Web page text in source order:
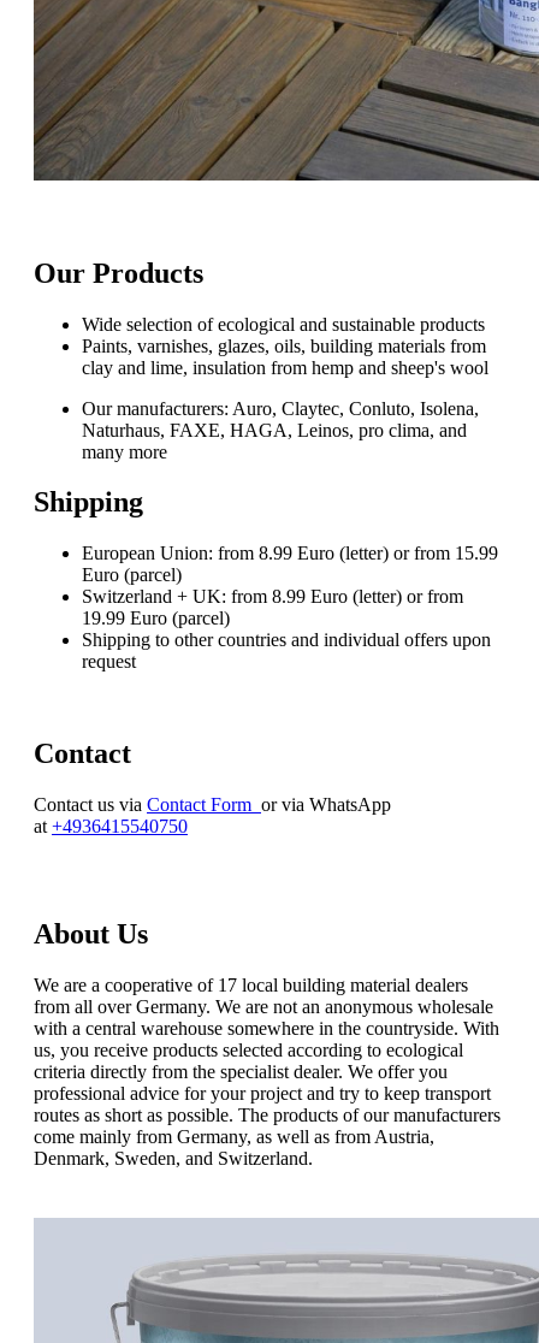
Our Products
Wide selection of ecological and sustainable products
Paints, varnishes, glazes, oils, building materials from
clay and lime, insulation from hemp and sheep's wool
Our manufacturers: Auro, Claytec, Conluto, Isolena,
Naturhaus, FAXE, HAGA, Leinos, pro clima, and
many more
Shipping
European Union: from 8.99 Euro (letter) or from 15.99
Euro (parcel)
Switzerland + UK: from 8.99 Euro (letter) or from
19.99 Euro (parcel)
Shipping to other countries and individual offers upon
request
Contact
Contact us via Contact Form or via WhatsApp
at +4936415540750
About Us
We are a cooperative of 17 local building material dealers
from all over Germany. We are not an anonymous wholesale
with a central warehouse somewhere in the countryside. With
us, you receive products selected according to ecological
criteria directly from the specialist dealer. We offer you
professional advice for your project and try to keep transport
routes as short as possible. The products of our manufacturers
come mainly from Germany, as well as from Austria,
Denmark, Sweden, and Switzerland.